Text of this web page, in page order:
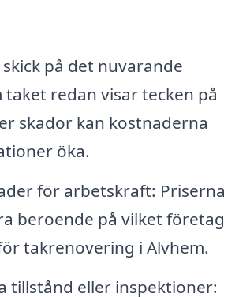
på det nuvarande
taket redan visar tecken på
skador kan kostnaderna
öka.
för arbetskraft: Priserna
beroende på vilket företag
takrenovering i Alvhem.
tillstånd eller inspektioner: